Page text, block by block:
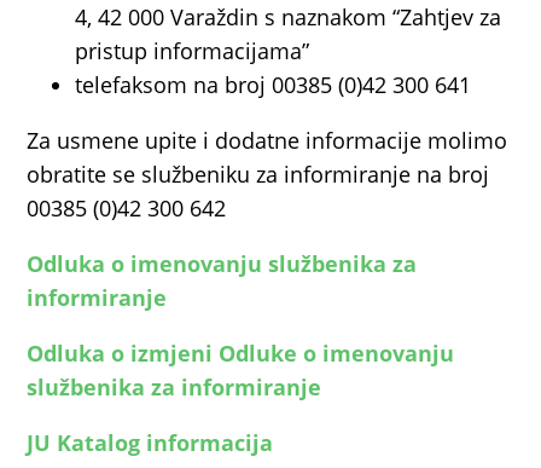
4, 42 000 Varaždin s naznakom “Zahtjev za
pristup informacijama”
telefaksom na broj 00385 (0)42 300 641
Za usmene upite i dodatne informacije molimo
obratite se službeniku za informiranje na broj
00385 (0)42 300 642
Odluka o imenovanju službenika za
informiranje
Odluka o izmjeni Odluke o imenovanju
službenika za informiranje
JU Katalog informacija